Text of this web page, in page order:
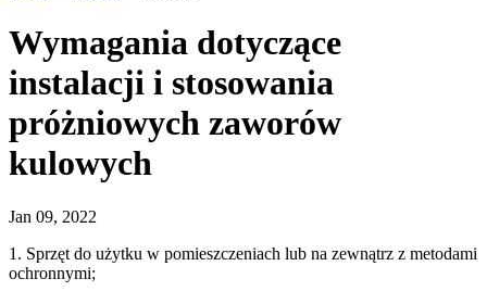
Wymagania dotyczące
instalacji i stosowania
próżniowych zaworów
kulowych
Jan 09, 2022
1. Sprzęt do użytku w pomieszczeniach lub na zewnątrz z metodami
ochronnymi;